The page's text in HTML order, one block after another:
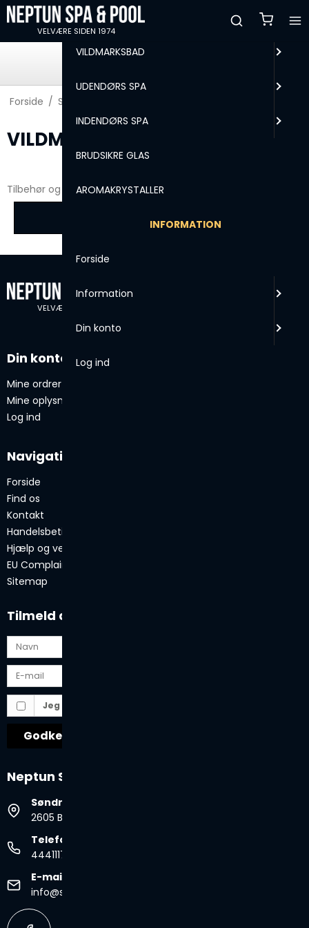
VELVÆRE SIDEN 1974
HURTIG LEVERING
Forside / Shop
VILDMARKSBAD
Tilbehør og vandpleje til vildmarksbade
Ingen produkter fundet.
VELVÆRE SIDEN 1974
Din konto
Mine ordrer
Mine oplysninger
Log ind
Navigation
Forside
Find os
Kontakt
Handelsbetingelser
Hjælp og vejledning
EU Complaint System ODR
Sitemap
Tilmeld dig vores nyhedsbrev
Jeg vil gerne tilmeldes nyhedsbrevet
Godkend
Neptun Spa & Pool
Søndre Ringvej 35B
2605 Brøndby, Danmark
Telefonnr.
44411177
E-mail
info@spabad.dk
VILDMARKSBAD
UDENDØRS SPA
INDENDØRS SPA
BRUDSIKRE GLAS
AROMAKRYSTALLER
INFORMATION
Forside
Information
Din konto
Log ind